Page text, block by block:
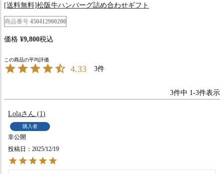
[送料無料]松阪牛ハンバーグ詰め合わせギフト
商品番号 450412900200
価格 ¥9,800税込
4.33 3
3件中 1-3件表示
Lola 1
購入者
非公開
投稿日
2025/12/19